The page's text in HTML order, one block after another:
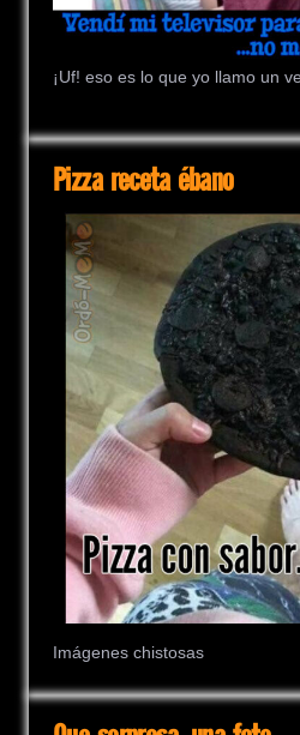
¡Uf! eso es lo que yo llamo un
Pizza receta ébano
Imágenes chistosas